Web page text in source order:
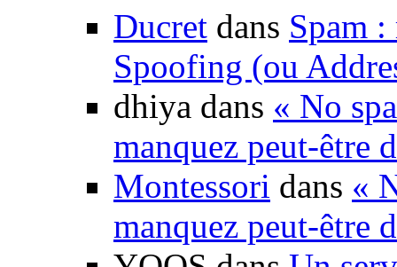
Ducret dans Spam :
Spoofing (ou
dhiya dans « No
manquez peut-être
Montessori dans «
manquez peut-être